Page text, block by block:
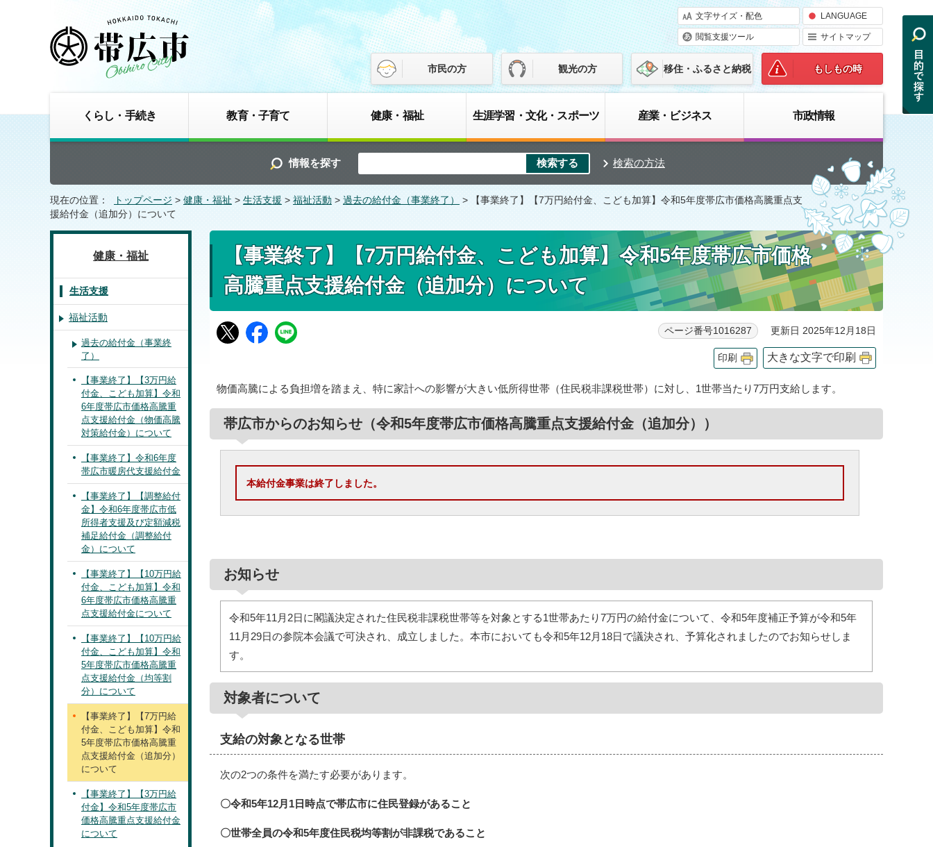
文字サイズ・配色 LANGUAGE
閲覧支援ツール サイトマップ
市民の方 観光の方 移住・ふるさと納税 もしもの時
くらし・手続き 教育・子育て 健康・福祉 生涯学習・文化・スポーツ 産業・ビジネス 市政情報
情報を探す 検索の方法
現在の位置： トップページ > 健康・福祉 > 生活支援 > 福祉活動 > 過去の給付金（事業終了）
> 【事業終了】【7万円給付金、こども加算】令和5年度帯広市価格高騰重点支
援給付金（追加分）について
【事業終了】【7万円給付金、こども加算】令和5年度帯広市価格
高騰重点支援給付金（追加分）について
ページ番号1016287 更新日 2025年12月18日
印刷 大きな文字で印刷
物価高騰による負担増を踏まえ、特に家計への影響が大きい低所得世帯（住民税非課税世帯）に対し、1世帯当たり7万円支給します。
帯広市からのお知らせ（令和5年度帯広市価格高騰重点支援給付金（追加分））
本給付金事業は終了しました。
お知らせ
令和5年11月2日に閣議決定された住民税非課税世帯等を対象とする1世帯あたり7万円の給付金について、令和5年度補正予算が令和5年
11月29日の参院本会議で可決され、成立しました。本市においても令和5年12月18日で議決され、予算化されましたのでお知らせしま
す。
対象者について
支給の対象となる世帯
次の2つの条件を満たす必要があります。
〇令和5年12月1日時点で帯広市に住民登録があること
〇世帯全員の令和5年度住民税均等割が非課税であること
健康・福祉
生活支援
福祉活動
過去の給付金（事業終
了）
【事業終了】【3万円給
付金、こども加算】令和
6年度帯広市価格高騰重
点支援給付金（物価高騰
対策給付金）について
【事業終了】令和6年度
帯広市暖房代支援給付金
【事業終了】【調整給付
金】令和6年度帯広市低
所得者支援及び定額減税
補足給付金（調整給付
金）について
【事業終了】【10万円給
付金、こども加算】令和
6年度帯広市価格高騰重
点支援給付金について
【事業終了】【10万円給
付金、こども加算】令和
5年度帯広市価格高騰重
点支援給付金（均等割
分）について
【事業終了】【7万円給
付金、こども加算】令和
5年度帯広市価格高騰重
点支援給付金（追加分）
について
【事業終了】【3万円給
付金】令和5年度帯広市
価格高騰重点支援給付金
について